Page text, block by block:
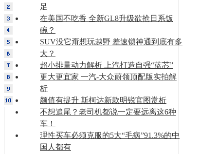
足
在美国不吃香 全新GL8升级欲抢日系饭
碗？
SUV没它甭想玩越野 差速锁神通到底有多
大？
超小排量动力解析 上汽打造自强“蓝芯”
更大更宜家 一汽-大众蔚领顶配版实拍解
析
颜值有提升 斯柯达新款明锐官图赏析
不想追尾？老司机都说一定要远离这6种
车！
理性买车必须克服的5大“毛病”91.3%的中
国人都有